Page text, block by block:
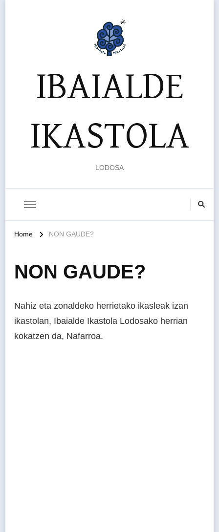
IBAIALDE
IKASTOLA
LODOSA
Home NON GAUDE?
NON GAUDE?
Nahiz eta zonaldeko herrietako ikasleak izan
ikastolan, Ibaialde Ikastola Lodosako herrian
kokatzen da, Nafarroa.